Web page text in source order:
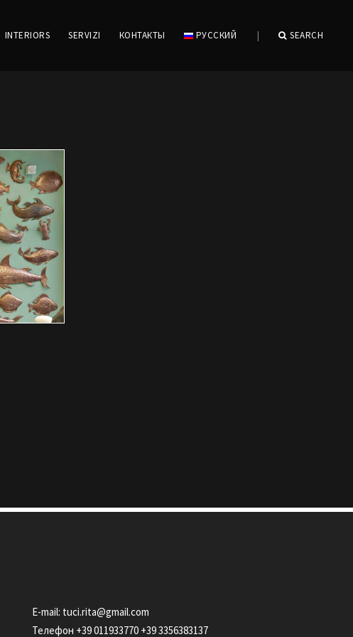
INTERIORS SERVIZI КОНТАКТЫ РУССКИЙ | SEARCH
Е-mail: tuci.rita@gmail.com
Телефон +39 011933770 +39 3356383137